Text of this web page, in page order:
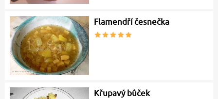
Flamendří česnečka
Křupavý bůček